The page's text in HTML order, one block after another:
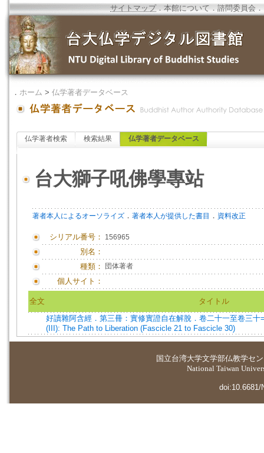
サイトマップ．本館について ．諮問委員会 ．
． ホーム > 仏学著者データベース
仏学著者検索 検索結果 仏学著者データベース
台大獅子吼佛學專站
著者本人によるオーソライズ ． 著者本人が提供した書目 ． 資料改正
シリアル番号： 156965
別名：
種類：
団体著者
個人サイト：
全文
タイトル
好讀雜阿含經．第三冊：實修實證自在解脫．卷二十一至卷三
(III): The Path to Liberation (Fascicle 21 to Fascicle 30)
国立台湾大学文学部仏教学セ
National Taiwan
doi:10.6681/